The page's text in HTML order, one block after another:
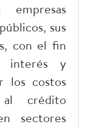
sus
con el fin
interés y
los costos
crédito
sectores